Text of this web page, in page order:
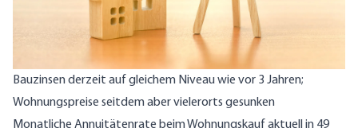
Bauzinsen derzeit auf gleichem Niveau wie vor 3 Jahren;
Wohnungspreise seitdem aber vielerorts gesunken
Monatliche Annuitätenrate beim Wohnungskauf aktuell in 49